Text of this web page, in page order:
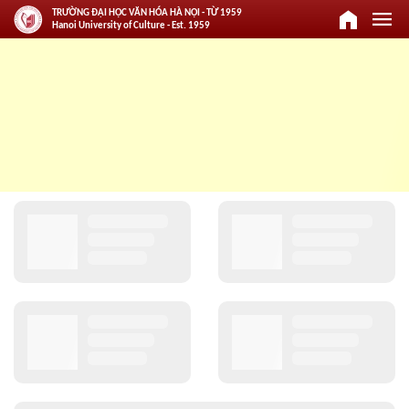
TRƯỜNG ĐẠI HỌC VĂN HÓA HÀ NỘI - TỪ 1959
Hanoi University of Culture - Est. 1959
home menu